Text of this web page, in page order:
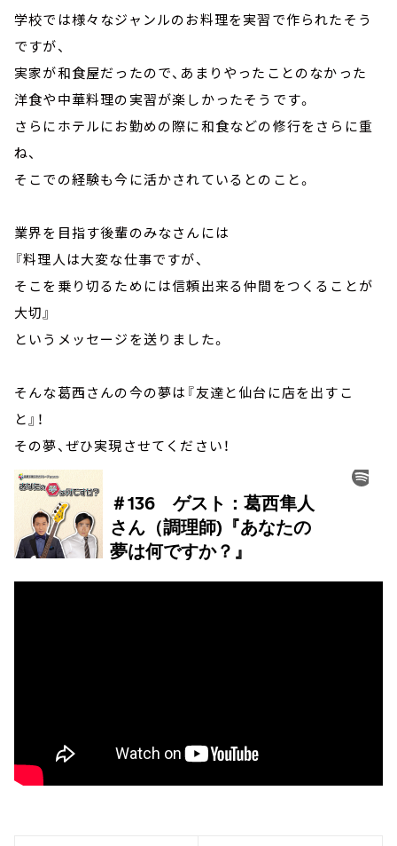
学校では様々なジャンルのお料理を実習で作られたそう
ですが、
実家が和食屋だったので、あまりやったことのなかった
洋食や中華料理の実習が楽しかったそうです。
さらにホテルにお勤めの際に和食などの修行をさらに重
ね、
そこでの経験も今に活かされているとのこと。
業界を目指す後輩のみなさんには
『料理人は大変な仕事ですが、
そこを乗り切るためには信頼出来る仲間をつくることが
大切』
というメッセージを送りました。
そんな葛西さんの今の夢は『友達と仙台に店を出すこ
と』！
その夢、ぜひ実現させてください！